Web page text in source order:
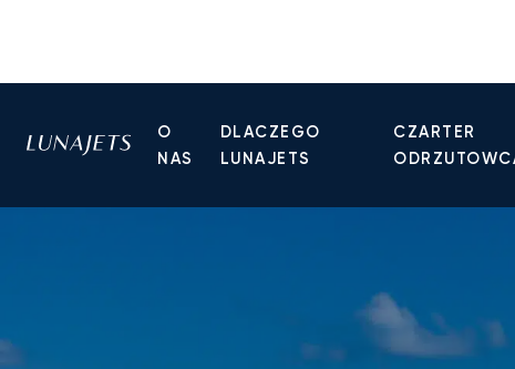
O
NAS
DLACZEGO
LUNAJETS
CZARTER